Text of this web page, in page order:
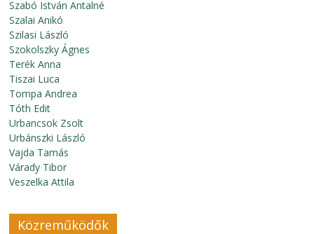
Szabó István Antalné
Szalai Anikó
Szilasi László
Szokolszky Ágnes
Terék Anna
Tiszai Luca
Tompa Andrea
Tóth Edit
Urbancsok Zsolt
Urbánszki László
Vajda Tamás
Várady Tibor
Veszelka Attila
Közreműködők